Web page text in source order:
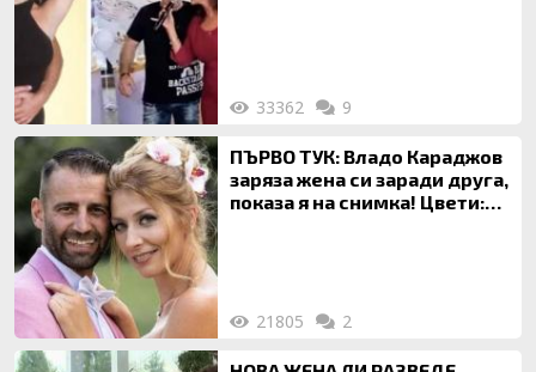
33362 9
ПЪРВО ТУК: Владо Караджов
заряза жена си заради друга,
показа я на снимка! Цвети:
21805 2